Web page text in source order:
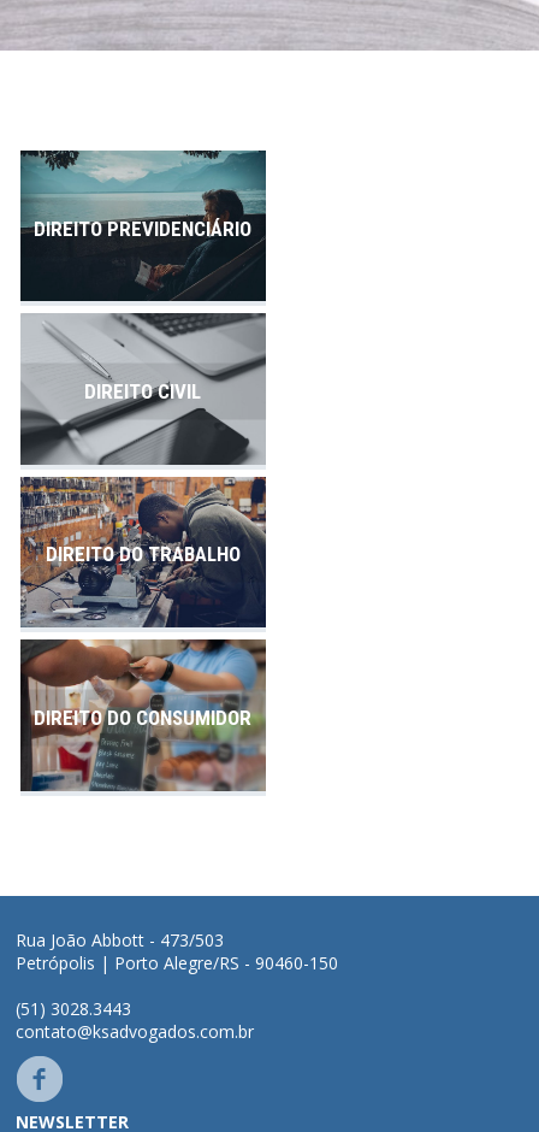
Profissionais
Contato
DIREITO PREVIDENCIÁRIO
DIREITO CIVIL
DIREITO DO TRABALHO
DIREITO DO CONSUMIDOR
Rua João Abbott - 473/503
Petrópolis | Porto Alegre/RS - 90460-150
(51) 3028.3443
contato@ksadvogados.com.br
NEWSLETTER